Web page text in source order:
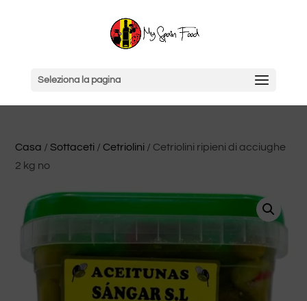
Seleziona la pagina
Casa /Sottaceti /Cetriolini / Cetriolini ripieni di acciughe
2 kg no